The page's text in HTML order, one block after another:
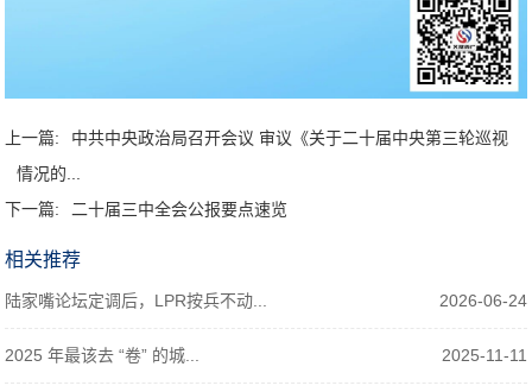
上一篇:
中共中央政治局召开会议 审议《关于二十届中央第三轮巡视
情况的...
下一篇:
二十届三中全会公报要点速览
相关推荐
陆家嘴论坛定调后，LPR按兵不动... 2026-06-24
2025 年最该去 “卷” 的城... 2025-11-11